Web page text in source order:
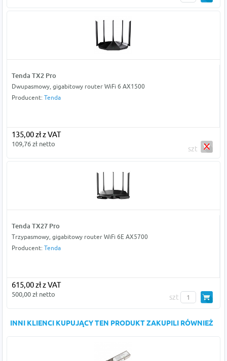
Tenda TX2 Pro
Dwupasmowy, gigabitowy router WiFi 6 AX1500
Producent: Tenda
135,00 zł z VAT
109,76 zł netto
szt
Tenda TX27 Pro
Trzypasmowy, gigabitowy router WiFi 6E AX5700
Producent: Tenda
615,00 zł z VAT
500,00 zł netto szt
INNI KLIENCI KUPUJĄCY TEN PRODUKT ZAKUPILI RÓWNIEŻ